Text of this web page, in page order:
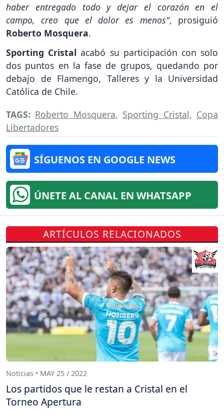
haber entregado todo y dejar el corazón en el
campo, creo que el dolor es menos", prosiguió
Roberto Mosquera.
Sporting Cristal acabó su participación con solo
dos puntos en la fase de grupos, quedando por
debajo de Flamengo, Talleres y la Universidad
Católica de Chile.
TAGS: Roberto Mosquera, Sporting Cristal, Copa
Libertadores
SÍGUENOS EN GOOGLE NEWS
ÚNETE AL CANAL EN WHATSAPP
ARTÍCULOS RELACIONADOS
Noticias • MAY 25 / 2022
Los partidos que le restan a Cristal en el
Torneo Apertura